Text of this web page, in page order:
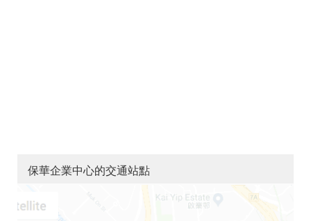
保華企業中心的交通站點